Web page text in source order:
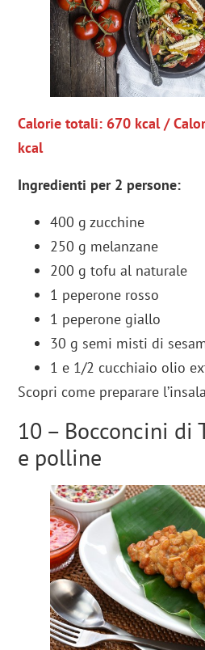
Calorie totali: 670 kcal /
kcal
Ingredienti per 2 persone:
400 g zucchine
250 g melanzane
200 g tofu al naturale
1 peperone rosso
1 peperone giallo
30 g semi misti di
1 e 1/2 cucchiaio olio
Scopri come preparare
10 – Bocconcini di
e polline